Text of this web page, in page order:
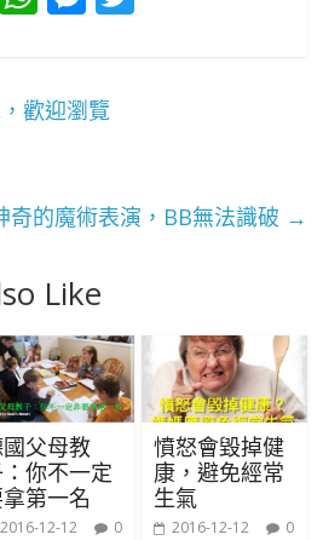
s
p
e
er
歡迎瀏覽
奇的魔術表演，BB無法識破 →
Like
父母教
你不一定
第一名
2016-12-12 0
憤怒會毀掉健
康，避免經常
生氣
2016-12-12 0